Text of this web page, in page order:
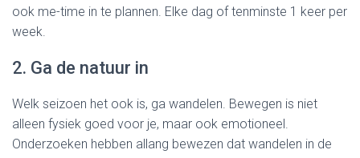
ook me-time in te plannen. Elke dag of tenminste 1 keer per
week.
2. Ga de natuur in
Welk seizoen het ook is, ga wandelen. Bewegen is niet
alleen fysiek goed voor je, maar ook emotioneel.
Onderzoeken hebben allang bewezen dat wandelen in de